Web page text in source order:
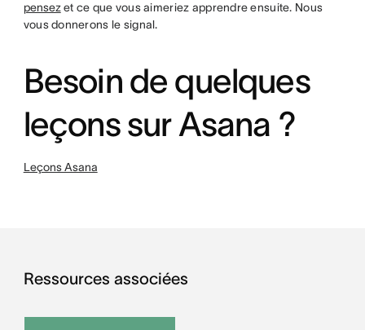
pensezet ce que vous aimeriez apprendre ensuite. Nous
vous donnerons le signal.
Besoin de quelques
leçons sur Asana ?
Leçons Asana
Ressources associées